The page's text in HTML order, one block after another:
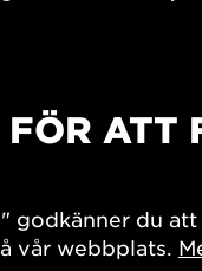
ATT
godkänner du
vår webbplats.